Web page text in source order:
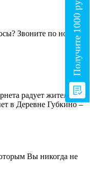
Звоните по номеру
радует жителей
в Деревне Губкино –
Вы никогда не